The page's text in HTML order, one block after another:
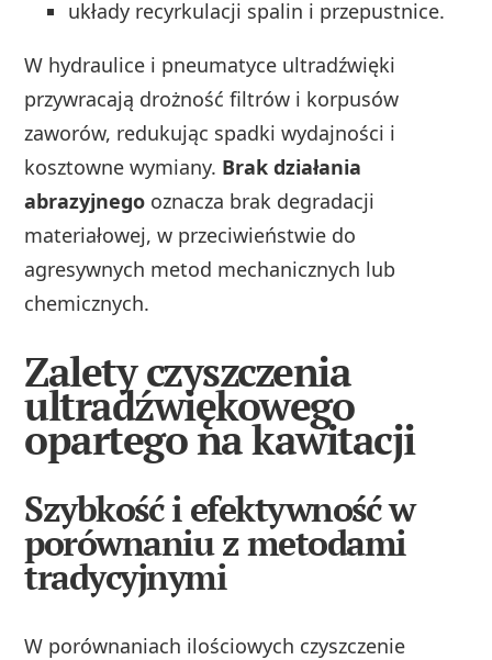
układy recyrkulacji spalin i przepustnice.
W hydraulice i pneumatyce ultradźwięki
przywracają drożność filtrów i korpusów
zaworów, redukując spadki wydajności i
kosztowne wymiany. Brak działania
abrazyjnego oznacza brak degradacji
materiałowej, w przeciwieństwie do
agresywnych metod mechanicznych lub
chemicznych.
Zalety czyszczenia
ultradźwiękowego
opartego na kawitacji
Szybkość i efektywność w
porównaniu z metodami
tradycyjnymi
W porównaniach ilościowych czyszczenie